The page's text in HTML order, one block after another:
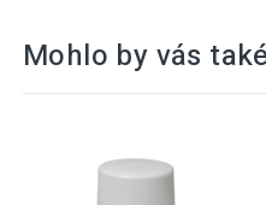
Mohlo by vás